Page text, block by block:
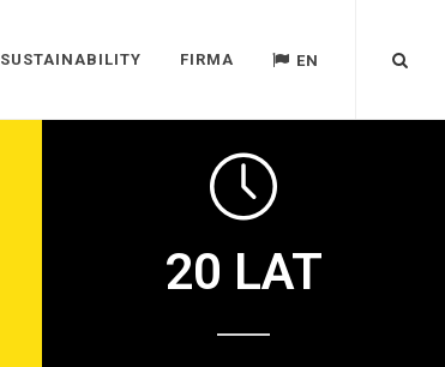
SUSTAINABILITY FIRMA EN
20 LAT